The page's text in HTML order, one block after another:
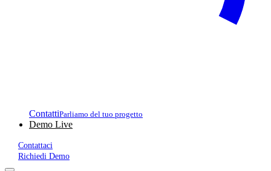
ContattiParliamo del tuo progetto
Demo Live
Contattaci
Richiedi Demo